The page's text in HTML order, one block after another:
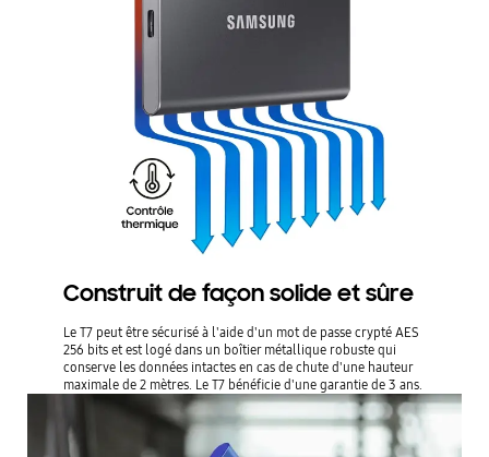
Construit de façon solide et sûre
Le T7 peut être sécurisé à l'aide d'un mot de passe crypté AES
256 bits et est logé dans un boîtier métallique robuste qui
conserve les données intactes en cas de chute d'une hauteur
maximale de 2 mètres. Le T7 bénéficie d'une garantie de 3 ans.